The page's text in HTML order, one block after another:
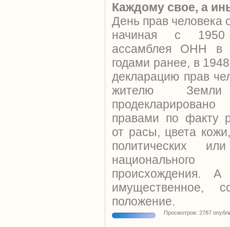
Каждому свое, а
День прав человека
начиная с 1950
ассамблея ОНН в
годами ранее, в
декларацию прав
жителю
правами по факту
от расы, цвета
политических
происхождения.
имущественное,
положение.
Просмотров: 2787